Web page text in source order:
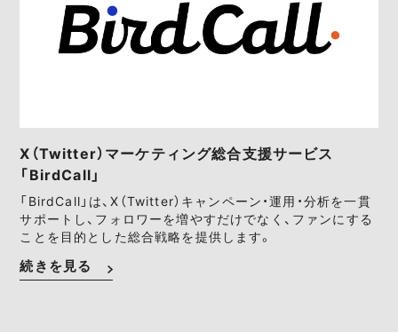
X（Twitter）マーケティング総合支援サービス
「BirdCall」
「BirdCall」は、X（Twitter）キャンペーン・運用・分析を一貫
サポートし、フォロワーを増やすだけでなく、ファンにする
ことを目的とした総合戦略を提供します。
続きを見る